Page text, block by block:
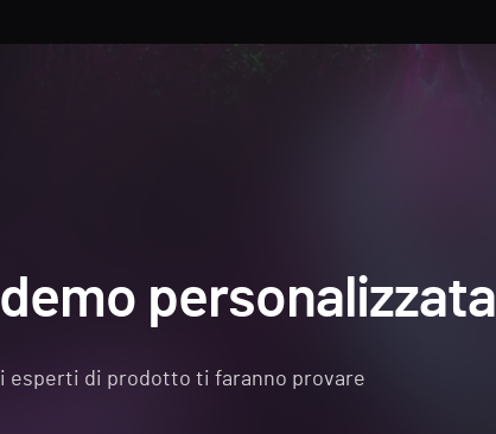
personalizzata
esperti di prodotto ti faranno provare